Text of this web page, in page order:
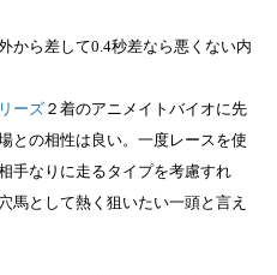
から差して0.4秒差なら悪くない内
ーズ ２着のアニメイトバイオに先
との相性は良い。一度レースを使
手なりに走るタイプを考慮すれ
馬として熱く狙いたい一頭と言え